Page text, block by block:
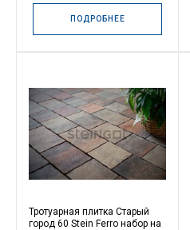
ПОДРОБНЕЕ
Тротуарная плитка Старый
город 60 Stein Ferro набор на